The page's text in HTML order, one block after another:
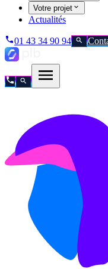
Votre projet
Actualités
01 43 34 90 94